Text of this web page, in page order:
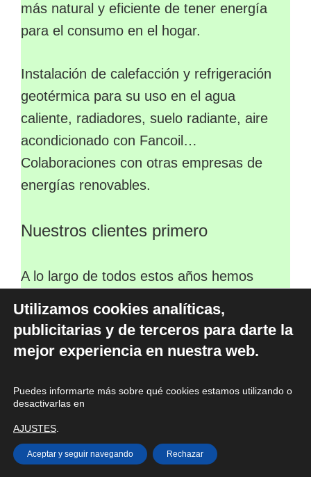
más natural y eficiente de tener energía
para el consumo en el hogar.
Instalación de calefacción y refrigeración
geotérmica para su uso en el agua
caliente, radiadores, suelo radiante, aire
acondicionado con Fancoil…
Colaboraciones con otras empresas de
energías renovables.
Nuestros clientes primero
A lo largo de todos estos años hemos
clientes. En toda nuestra trayectoria son
muchas las personas y empresas que han
parte de nuestra cartera de clientes:
-Instituciones públicas y privadas:
Ayuntamientos, Mancomunidades y
Diputaciones.
Utilizamos cookies analíticas,
publicitarias y de terceros para darte la
mejor experiencia en nuestra web.
Puedes informarte más sobre qué cookies estamos utilizando o
desactivarlas en
AJUSTES
Aceptar y seguir navegando Rechazar